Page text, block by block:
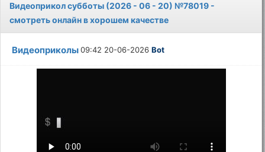
Видеоприкол субботы (2026 - 06 - 20) №78019 -
смотреть онлайн в хорошем качестве
Видеоприколы09:42 20-06-2026Bot